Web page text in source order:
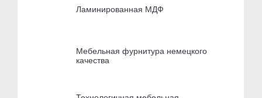
Ламинированная МДФ
Мебельная фурнитура немецкого
качества